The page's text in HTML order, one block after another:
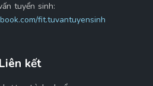
tuyển sinh:
fit.tuvantuyensinh
Liên kết